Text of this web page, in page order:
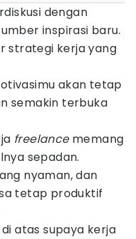
dengan
inspirasi baru.
strategi kerja yang
akan tetap
semakin terbuka
freelancememang
sepadan.
nyaman, dan
tetap produktif
atas supaya kerja